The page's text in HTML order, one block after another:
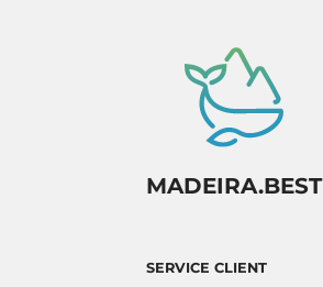
MADEIRA.BEST
SERVICE CLIENT